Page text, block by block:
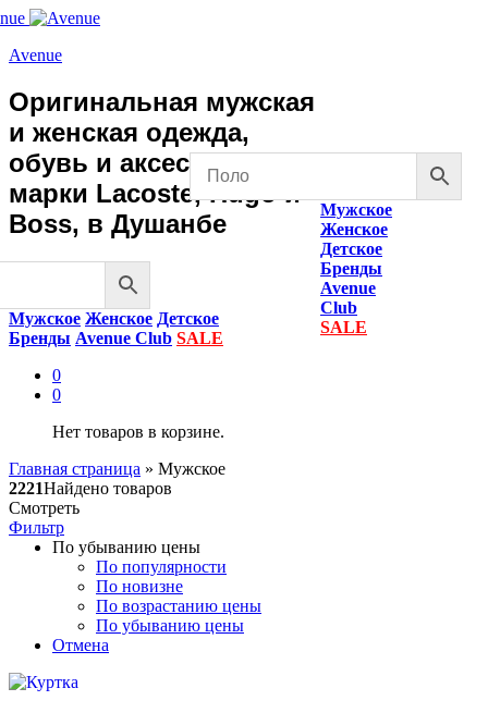
Avenue
Оригинальная мужская
и женская одежда,
обувь и аксессуары
марки Lacoste, Hugo и
Boss, в Душанбе
Мужское Женское Детское
Бренды Avenue Club SALE
0
0
Нет товаров в корзине.
Мужское
Женское
Детское
Бренды
Avenue
Club
SALE
Главная страница » Мужское
2221Найдено товаров
Смотреть
Фильтр
По убыванию цены
По популярности
По новизне
По возрастанию цены
По убыванию цены
Отмена